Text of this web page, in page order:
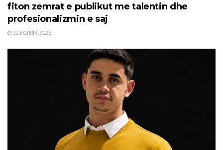
fiton zemrat e publikut me talentin dhe
profesionalizmin e saj
22 KORRIK, 2026